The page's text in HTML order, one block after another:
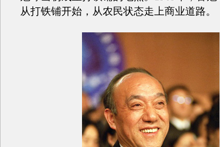
从打铁铺开始，从农民状态走上商业道路。